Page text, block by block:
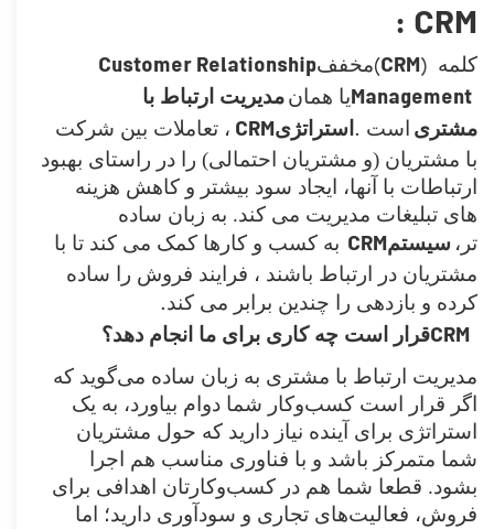
: CRM
کلمه (CRM) مخففCustomer Relationship
Managementیا همانمدیریت ارتباط با
مشتری است . استراتژیCRM ، تعاملات بین شرکت
با مشتریان‌‌ (و مشتریان احتمالی) را در راستای بهبود
ارتباطات با آنها، ایجاد سود بیشتر و کاهش هزینه
های تبلیغات مدیریت می کند. به زبان ساده
تر، سیستمCRM به کسب و کارها کمک می کند تا با
مشتریان در ارتباط باشند ، فرایند فروش را ساده
کرده و بازدهی را چندین برابر می کند.
CRMقرار است چه کاری برای ما انجام دهد؟
مدیریت ارتباط با مشتری به زبان ساده می‌گوید که
اگر قرار است کسب‌‌وکار شما دوام بیاورد، به یک
استراتژی برای آینده نیاز دارید که حول مشتریان
شما متمرکز باشد و با فناوری مناسب هم اجرا
بشود. قطعا شما هم در کسب‌وکارتان اهدافی برای
فروش، فعالیت‌های تجاری و سودآوری دارید؛ اما